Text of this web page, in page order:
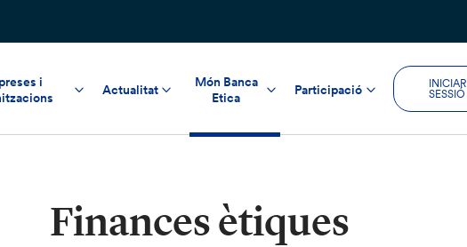
i
Actualitat
Món Banca
Etica
Participació
INICIAR
SESSIÓ
Finances ètiques